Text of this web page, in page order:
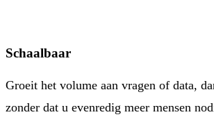
Schaalbaar
Groeit het volume aan vragen of data,
zonder dat u evenredig meer mensen